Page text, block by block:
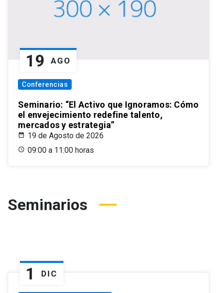
19 AGO
Conferencias
Seminario: “El Activo que Ignoramos: Cómo
el envejecimiento redefine talento,
mercados y estrategia”
19 de Agosto de 2026
09:00 a 11:00 horas
Seminarios
1 DIC